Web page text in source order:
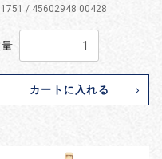
/ 45602948 00428
カートに入れる